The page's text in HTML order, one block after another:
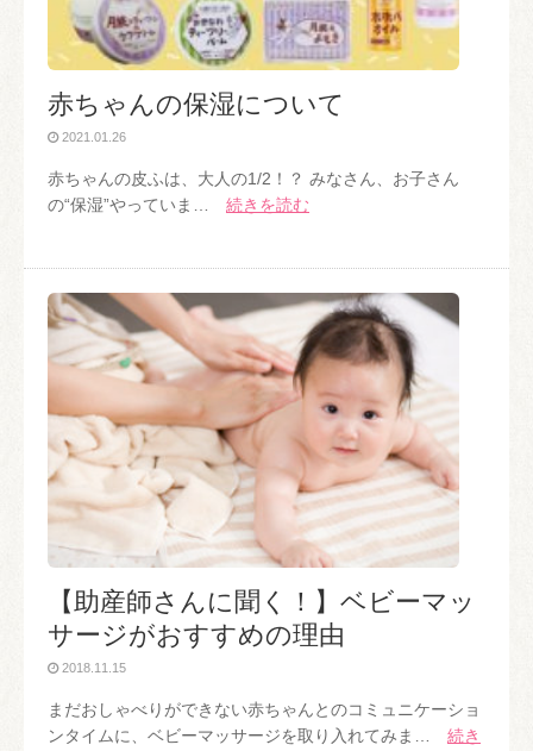
赤ちゃんの保湿について
2021.01.26
赤ちゃんの皮ふは、大人の1/2！？ みなさん、お子さん
の“保湿”やっていま… 続きを読む
【助産師さんに聞く！】ベビーマッ
サージがおすすめの理由
2018.11.15
まだおしゃべりができない赤ちゃんとのコミュニケーショ
ンタイムに、ベビーマッサージを取り入れてみま… 続き